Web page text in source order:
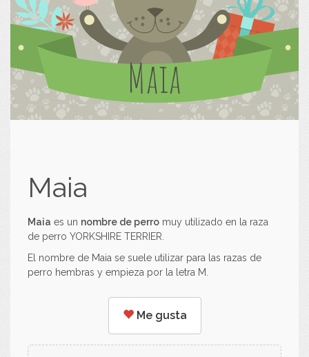
Maia
Maia
Maia es un nombre de perro muy utilizado en la raza
de perro YORKSHIRE TERRIER.
El nombre de Maia se suele utilizar para las razas de
perro hembras y empieza por la letra M.
Me gusta